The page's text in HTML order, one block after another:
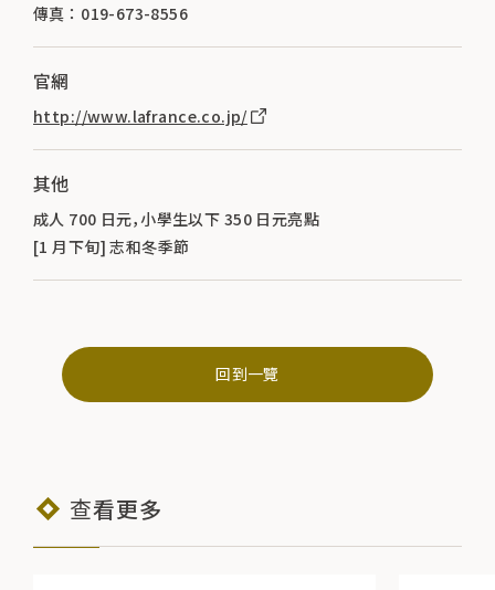
傳真 ： 019-673-8556
官網
http://www.lafrance.co.jp/
其他
成人 700 日元，小學生以下 350 日元亮點
[1 月下旬] 志和冬季節
回到一覽
查看更多